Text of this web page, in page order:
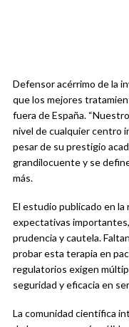
Defensor acérrimo de la
que los mejores
fuera de España.
nivel de cualquier centro
pesar de su prestigio
grandilocuente y se
más.
El estudio publicado en
expectativas
prudencia y cautela.
probar esta terapia en
regulatorios exigen
seguridad y eficacia en
La comunidad científica